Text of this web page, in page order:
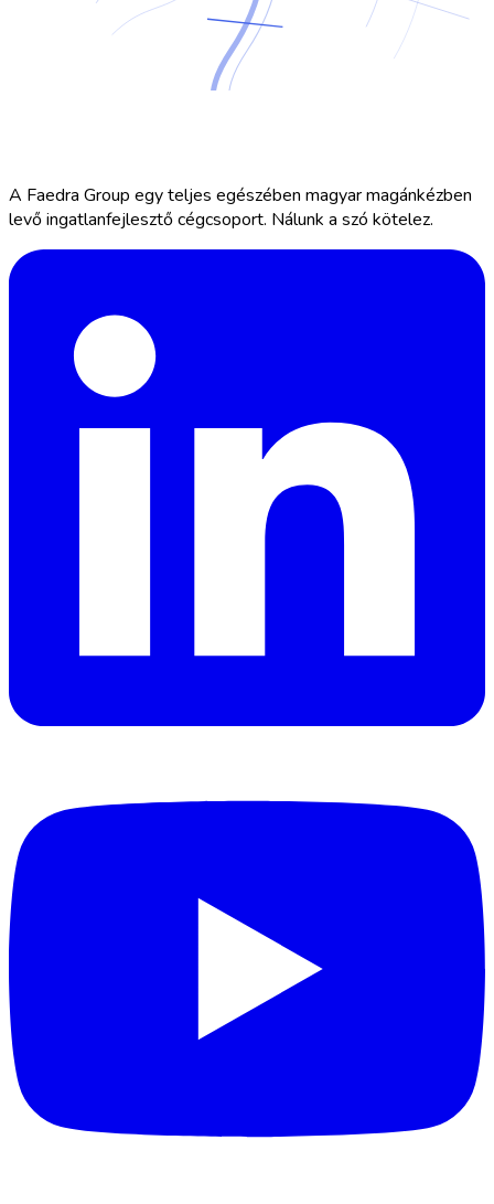
A Faedra Group egy teljes egészében magyar magánkézben
levő ingatlanfejlesztő cégcsoport. Nálunk a szó kötelez.